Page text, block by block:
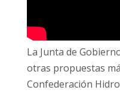
La Junta de
otras propuestas
Confederación